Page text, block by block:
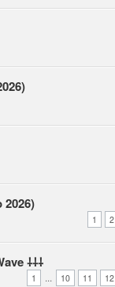
2026)
1 2
⸸⸸⸸
1 ... 10 11 12